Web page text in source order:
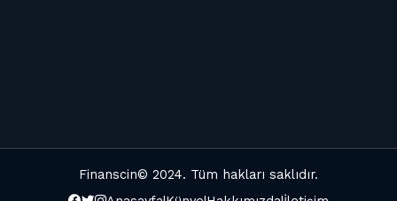
Finanscin© 2024. Tüm hakları saklıdır.